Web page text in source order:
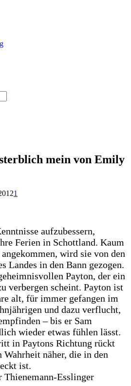
mein von Emily
1
aufzubessern,
Ferien in Schottland. Kaum
wird sie von den
Landes in den Bann gezogen.
Payton, der ein
verbergen scheint. Payton ist
alt, für immer gefangen im
und dazu verflucht,
– bis er Sam
wieder etwas fühlen lässt.
in Paytons Richtung rückt
Wahrheit näher, die in den
ist.
Esslinger